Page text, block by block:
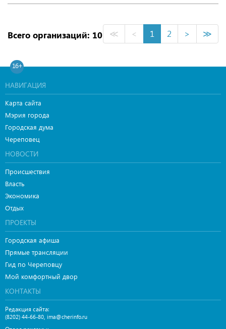
Всего организаций: 10 ≪ < 1 2 > ≫
16+
НАВИГАЦИЯ
Карта сайта
Мэрия города
Городская дума
Череповец
НОВОСТИ
Происшествия
Власть
Экономика
Отдых
ПРОЕКТЫ
Городская афиша
Прямые трансляции
Гид по Череповцу
Мой комфортный двор
КОНТАКТЫ
Редакция сайта:
(8202) 44-66-80, ima@cherinfo.ru